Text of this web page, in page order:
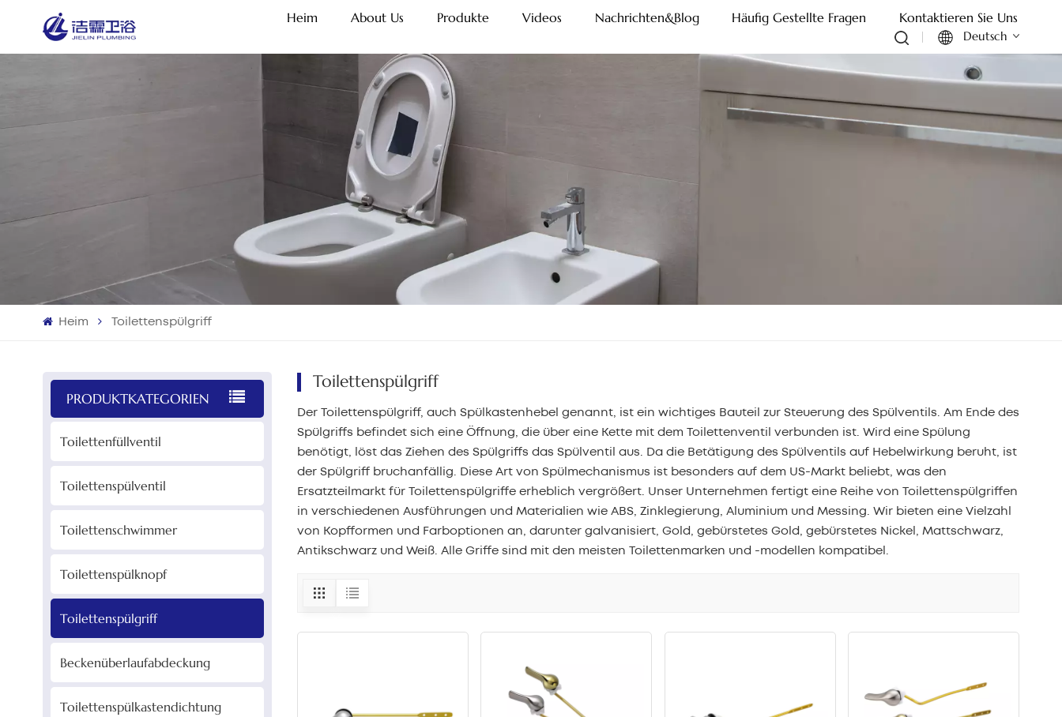
Heim About Us Produkte Videos Nachrichten&Blog Häufig Gestellte Fragen Kontaktieren Sie Uns
Deutsch
Français
中文
Heim Toilettenspülgriff
PRODUKTKATEGORIEN
Toilettenfüllventil
Toilettenspülventil
Toilettenschwimmer
Toilettenspülknopf
Toilettenspülgriff
Beckenüberlaufabdeckung
Toilettenspülkastendichtung
Toilettenspülgriff
Der Toilettenspülgriff, auch Spülkastenhebel genannt, ist ein wichtiges Bauteil zur Steuerung des Spülventils. Am Ende des
Spülgriffs befindet sich eine Öffnung, die über eine Kette mit dem Toilettenventil verbunden ist. Wird eine Spülung
benötigt, löst das Ziehen des Spülgriffs das Spülventil aus. Da die Betätigung des Spülventils auf Hebelwirkung beruht, ist
der Spülgriff bruchanfällig. Diese Art von Spülmechanismus ist besonders auf dem US-Markt beliebt, was den
Ersatzteilmarkt für Toilettenspülgriffe erheblich vergrößert. Unser Unternehmen fertigt eine Reihe von Toilettenspülgriffen
in verschiedenen Ausführungen und Materialien wie ABS, Zinklegierung, Aluminium und Messing. Wir bieten eine Vielzahl
von Kopfformen und Farboptionen an, darunter galvanisiert, Gold, gebürstetes Gold, gebürstetes Nickel, Mattschwarz,
Antikschwarz und Weiß. Alle Griffe sind mit den meisten Toilettenmarken und -modellen kompatibel.